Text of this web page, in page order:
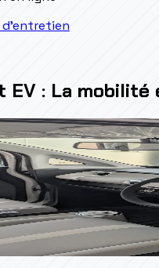
d'entretien
EV : La